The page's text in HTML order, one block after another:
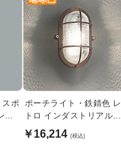
スポ
ト
ポーチライト・鉄錆色 レ
トロ インダストリアル｜
40W
￥16,214 (税込)